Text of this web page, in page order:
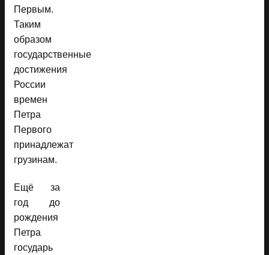
Первым.
Таким
образом
государственные
достижения
России
времен
Петра
Первого
принадлежат
грузинам.
Ещё за
год до
рождения
Петра
государь